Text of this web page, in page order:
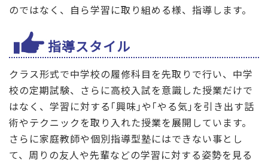
のではなく、自ら学習に取り組める様、指導します。
指導スタイル
クラス形式で中学校の履修科目を先取りで行い、中学
校の定期試験、さらに高校入試を意識した授業だけで
はなく、学習に対する｢興味｣や｢やる気｣を引き出す話
術やテクニックを取り入れた授業を展開しています。
さらに家庭教師や個別指導型塾にはできない事とし
て、周りの友人や先輩などの学習に対する姿勢を見る